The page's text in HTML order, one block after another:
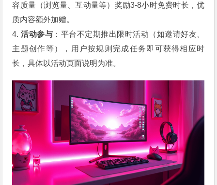
容质量（浏览量、互动量等）奖励3-8小时免费时长，优
质内容额外加赠。
4. 活动参与 ：平台不定期推出限时活动（如邀请好友、
主题创作等），用户按规则完成任务即可获得相应时
长，具体以活动页面说明为准。